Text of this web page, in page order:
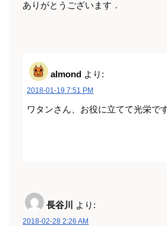
ありがとうございます．
almond より:
2018-01-19 7:51 PM
ワタンさん、お役に立てて光栄で
長谷川 より:
2018-02-28 2:26 AM